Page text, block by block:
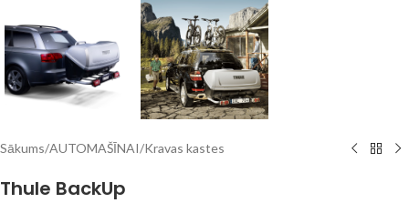
Sākums/AUTOMAŠĪNAI/Kravas kastes
Thule BackUp